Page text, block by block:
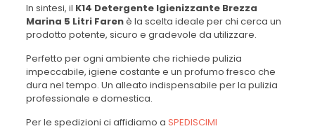
In sintesi, il K14 Detergente Igienizzante Brezza
Marina 5 Litri Farenè la scelta ideale per chi cerca un
prodotto potente, sicuro e gradevole da utilizzare.
Perfetto per ogni ambiente che richiede pulizia
impeccabile, igiene costante e un profumo fresco che
dura nel tempo. Un alleato indispensabile per la pulizia
professionale e domestica.
Per le spedizioni ci affidiamo a SPEDISCIMI